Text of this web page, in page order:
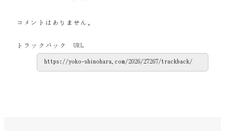
コメントはありません。
トラックバック URL